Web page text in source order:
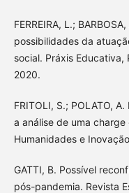
FERREIRA, L.;
possibilidades da
social. Práxis Educativa,
2020.
FRITOLI, S.; POLATO,
a análise de uma
Humanidades e
GATTI, B. Possível
pós-pandemia. Revista